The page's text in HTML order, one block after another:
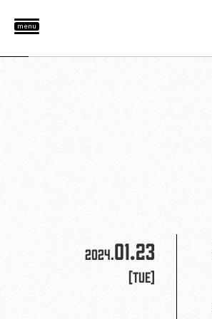
menu
2024.01.23
[Tue]